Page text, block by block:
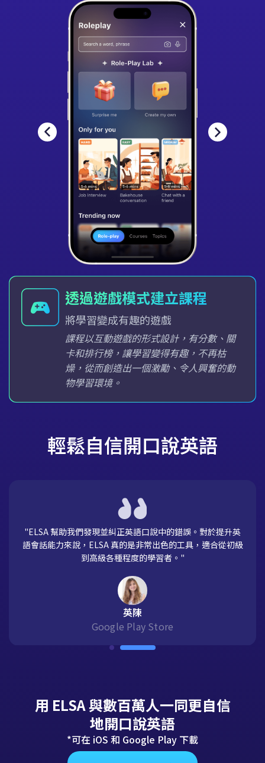
透過遊戲模式建立課程
將學習變成有趣的遊戲
課程以互動遊戲的形式設計，有分數、關
卡和排行榜，讓學習變得有趣，不再枯
燥，從而創造出一個激勵、令人興奮的動
物學習環境。
輕鬆自信開口說英語
"ELSA 幫助我們發現並糾正英語口說中的錯誤。對於提升英
語會話能力來說，ELSA 真的是非常出色的工具，適合從初級
到高級各種程度的學習者。"
英陳
Google Play Store
用 ELSA 與數百萬人一同更自信
地開口說英語
*可在 iOS 和 Google Play 下載